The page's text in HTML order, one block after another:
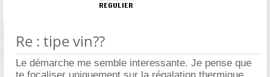
Re : tipe vin??
Le démarche me semble interessante. Je pense que